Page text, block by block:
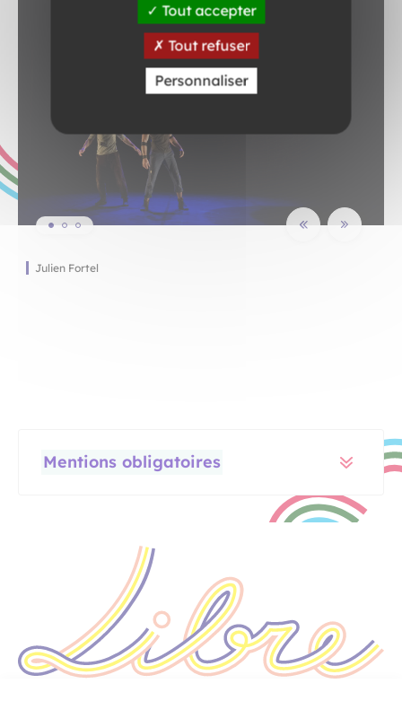
Julien Fortel
Julien Fortel
Mentions obligatoires
Tout accepter
Tout refuser
Personnaliser